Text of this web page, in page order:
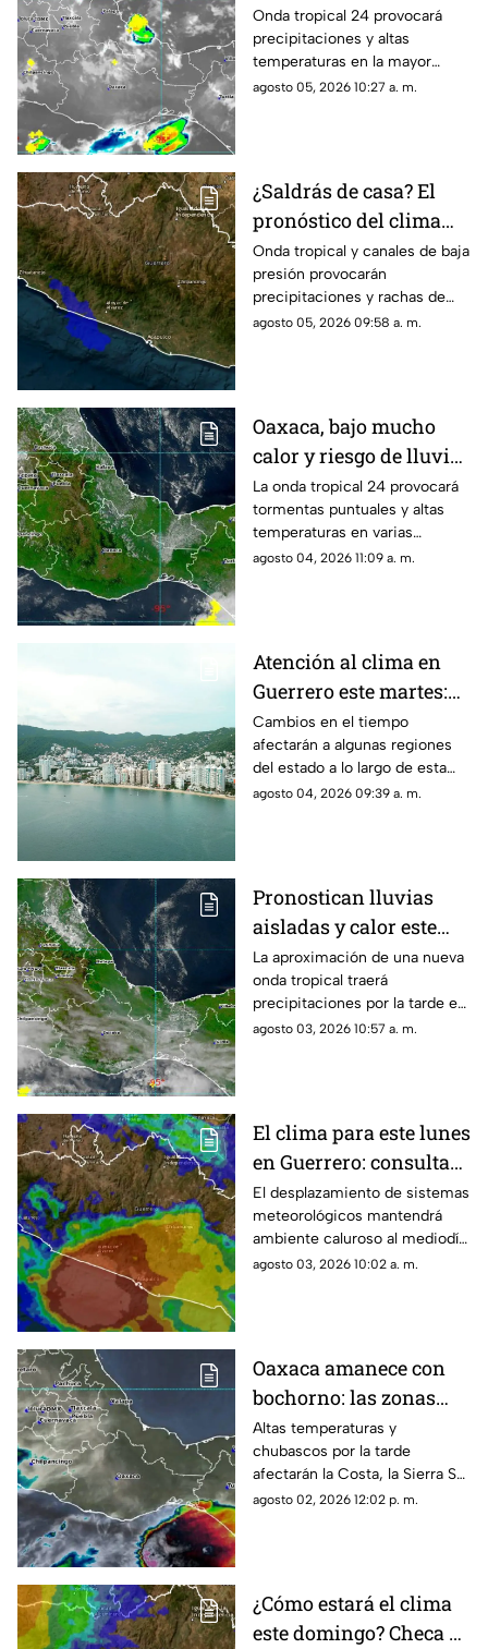
sofocante este
miércoles en Oaxaca
Onda tropical 24 provocará
precipitaciones y altas
temperaturas en la mayor
parte de la entidad; revisa las
agosto 05, 2026 10:27 a. m.
¿Saldrás de casa? El
pronóstico del clima
hoy para Guerrero
Onda tropical y canales de baja
presión provocarán
precipitaciones y rachas de
viento en la mayor parte del
agosto 05, 2026 09:58 a. m.
Oaxaca, bajo mucho
calor y riesgo de lluvias
aisladas para este
martes
La onda tropical 24 provocará
tormentas puntuales y altas
temperaturas en varias
regiones.
agosto 04, 2026 11:09 a. m.
Atención al clima en
Guerrero este martes:
se esperan variaciones
Cambios en el tiempo
afectarán a algunas regiones
del estado a lo largo de esta
jornada.
agosto 04, 2026 09:39 a. m.
Pronostican lluvias
aisladas y calor este
inicio de semana en
Oaxaca
La aproximación de una nueva
onda tropical traerá
precipitaciones por la tarde en
algunas zonas del estado.
agosto 03, 2026 10:57 a. m.
El clima para este lunes
en Guerrero: consulta
aquí el reporte de hoy
El desplazamiento de sistemas
meteorológicos mantendrá
ambiente caluroso al mediodía
y precipitaciones por la tarde.
agosto 03, 2026 10:02 a. m.
Oaxaca amanece con
bochorno: las zonas
que esperan lluvias y
calor
Altas temperaturas y
chubascos por la tarde
afectarán la Costa, la Sierra Sur
e Istmo durante la jornada.
agosto 02, 2026 12:02 p. m.
¿Cómo estará el clima
este domingo? Checa el